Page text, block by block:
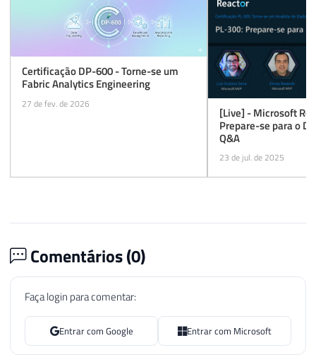
Certificação DP-600 - Torne-se um
Fabric Analytics Engineering
27 de fev. de 2026
[Live] - Microsoft
Prepare-se para o
Q&A
23 de jul. de 2025
Comentários (0)
Faça login para comentar:
Entrar com Google Entrar com Microsoft